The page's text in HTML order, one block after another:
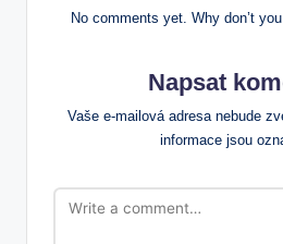
No comments yet. Why don’t
Napsat
Vaše e-mailová adresa nebude
informace jsou